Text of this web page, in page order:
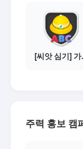
[씨앗 심
주력 홍보 캠